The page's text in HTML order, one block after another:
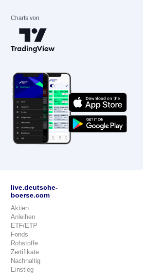
Charts von
live.deutsche-
boerse.com
Aktien
Anleihen
ETF/ETP
Fonds
Rohstoffe
Zertifikate
Nachhaltig
Einstieg